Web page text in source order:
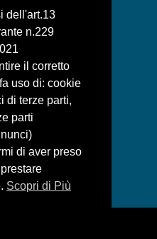
dell'art.13
n.229
il corretto
uso di: cookie
di terze parti,
parti
di aver preso
Scopri di Più